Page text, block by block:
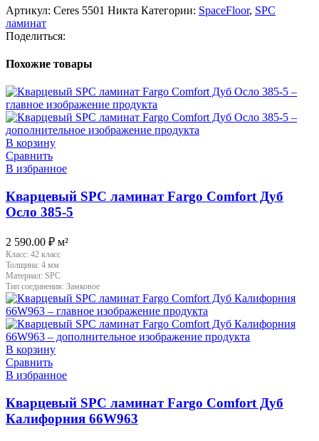
Артикул: Ceres 5501 Никта Категории: SpaceFloor, SPC
ламинат
Поделиться:
Похожие товары
В корзину
Сравнить
В избранное
Кварцевый SPC ламинат Fargo Comfort Дуб
Осло 385-5
2 590.00 ₽ м²
Класс: 42 класс
Толщина: 4 мм
Материал: SPC
Тип соединения: Замковое
В корзину
Сравнить
В избранное
Кварцевый SPC ламинат Fargo Comfort Дуб
Калифорния 66W963